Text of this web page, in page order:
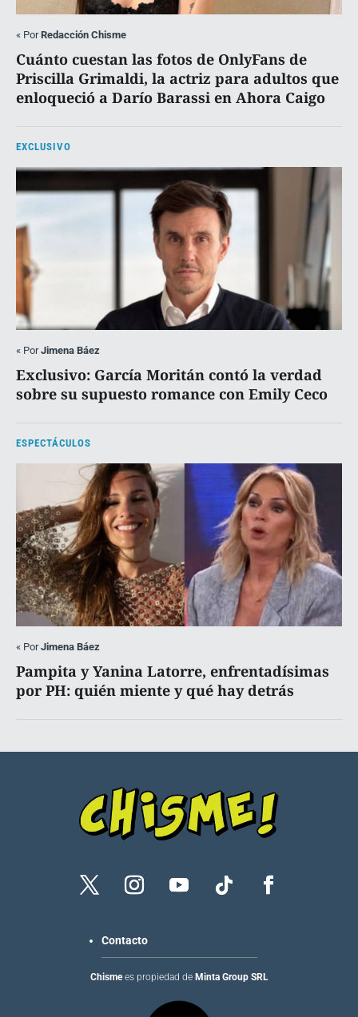
« PorRedacción Chisme
Cuánto cuestan las fotos de OnlyFans de
Priscilla Grimaldi, la actriz para adultos que
enloqueció a Darío Barassi en Ahora Caigo
EXCLUSIVO
« PorJimena Báez
Exclusivo: García Moritán contó la verdad
sobre su supuesto romance con Emily Ceco
ESPECTÁCULOS
« PorJimena Báez
Pampita y Yanina Latorre, enfrentadísimas
por PH: quién miente y qué hay detrás
Contacto
Chismees propiedad de Minta Group SRL